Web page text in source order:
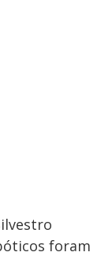
foram